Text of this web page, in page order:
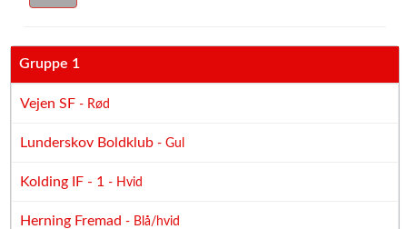
Gruppe 1
Vejen SF - Rød
Lunderskov Boldklub - Gul
Kolding IF - 1 - Hvid
Herning Fremad - Blå/hvid